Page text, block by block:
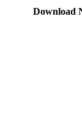
Download